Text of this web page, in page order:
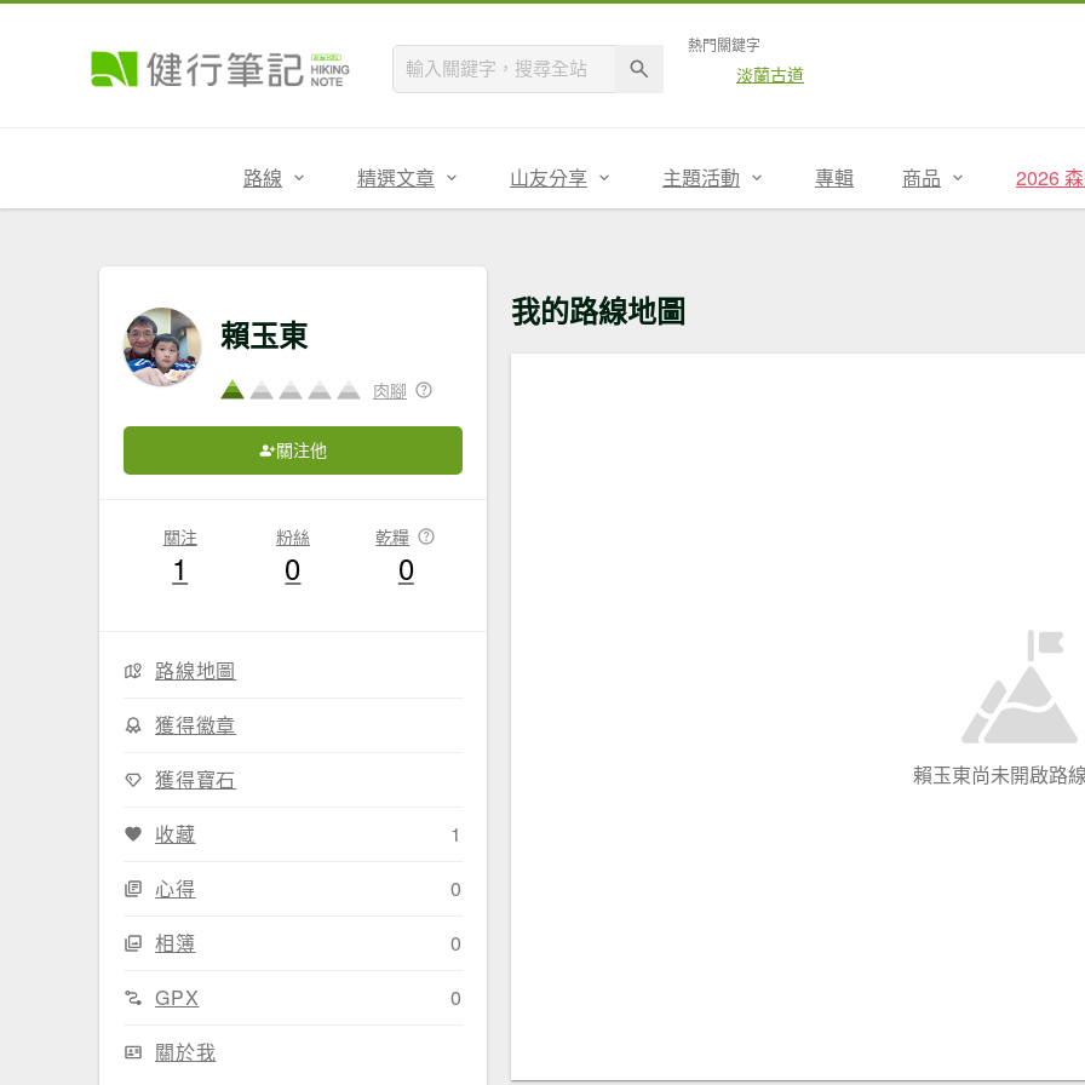
熱門關鍵字
淡蘭古道
路線 精選文章 山友分享 主題活動 專輯 商品 2026
賴玉東
肉腳
關注他
關注
1
粉絲
0
乾糧
0
路線地圖
獲得徽章
獲得寶石
收藏
1
心得
0
相簿
0
GPX
0
關於我
我的路線地圖
賴玉東尚未開啟路